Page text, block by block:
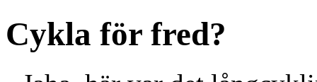
Cykla för fred?